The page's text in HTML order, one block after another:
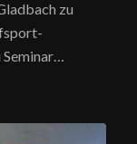
zu
Seminar…